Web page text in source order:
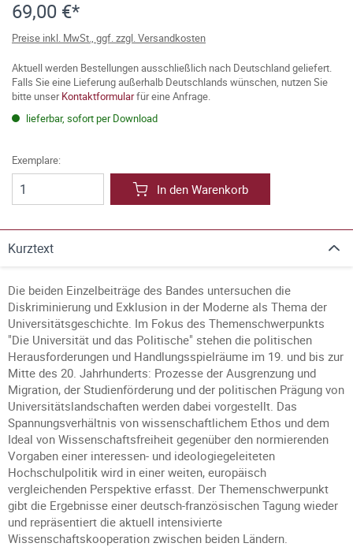
69,00 €*
Preise inkl. MwSt., ggf. zzgl. Versandkosten
Aktuell werden Bestellungen ausschließlich nach Deutschland geliefert.
Falls Sie eine Lieferung außerhalb Deutschlands wünschen, nutzen Sie
bitte unserKontaktformularfür eine Anfrage.
lieferbar, sofort per Download
Exemplare:
In den Warenkorb
Kurztext
Die beiden Einzelbeiträge des Bandes untersuchen die
Diskriminierung und Exklusion in der Moderne als Thema der
Universitätsgeschichte. Im Fokus des Themenschwerpunkts
"Die Universität und das Politische" stehen die politischen
Herausforderungen und Handlungsspielräume im 19. und bis zur
Mitte des 20. Jahrhunderts: Prozesse der Ausgrenzung und
Migration, der Studienförderung und der politischen Prägung von
Universitätslandschaften werden dabei vorgestellt. Das
Spannungsverhältnis von wissenschaftlichem Ethos und dem
Ideal von Wissenschaftsfreiheit gegenüber den normierenden
Vorgaben einer interessen- und ideologiegeleiteten
Hochschulpolitik wird in einer weiten, europäisch
vergleichenden Perspektive erfasst. Der Themenschwerpunkt
gibt die Ergebnisse einer deutsch-französischen Tagung wieder
und repräsentiert die aktuell intensivierte
Wissenschaftskooperation zwischen beiden Ländern.